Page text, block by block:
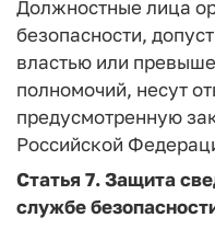
Должностные лица
безопасности,
властью или
полномочий, несут
предусмотренную
Российской
Статья 7.Защита
службе